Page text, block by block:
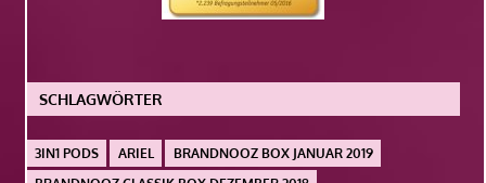
SCHLAGWÖRTER
3IN1 PODS ARIEL
BRANDNOOZ BOX JANUAR 2019